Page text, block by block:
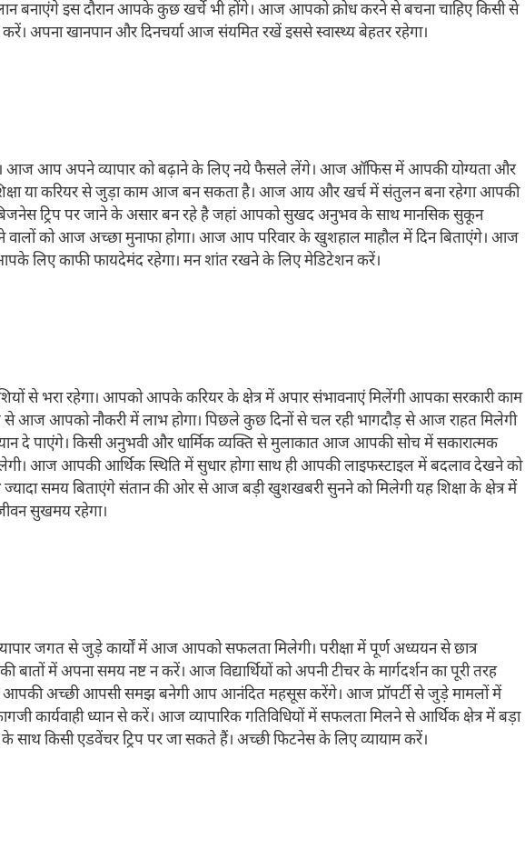
बनाएंगे इस दौरान आपके कुछ खर्चे भी होंगे। आज आपको क्रोध करने से बचना चाहिए किसी से
अपना खानपान और दिनचर्या आज संयमित रखें इससे स्वास्थ्य बेहतर रहेगा।
आप अपने व्यापार को बढ़ाने के लिए नये फैसले लेंगे। आज ऑफिस में आपकी योग्यता और
शिक्षा या करियर से जुड़ा काम आज बन सकता है। आज आय और खर्च में संतुलन बना रहेगा आपकी
बिजनेस ट्रिप पर जाने के असार बन रहे है जहां आपको सुखद अनुभव के साथ मानसिक सुकून
वालों को आज अच्छा मुनाफा होगा। आज आप परिवार के खुशहाल माहौल में दिन बिताएंगे। आज
लिए काफी फायदेमंद रहेगा। मन शांत रखने के लिए मेडिटेशन करें।
से भरा रहेगा। आपको आपके करियर के क्षेत्र में अपार संभावनाएं मिलेंगी आपका सरकारी काम
से आज आपको नौकरी में लाभ होगा। पिछले कुछ दिनों से चल रही भागदौड़ से आज राहत मिलेगी
दे पाएंगे। किसी अनुभवी और धार्मिक व्यक्ति से मुलाकात आज आपकी सोच में सकारात्मक
आज आपकी आर्थिक स्थिति में सुधार होगा साथ ही आपकी लाइफस्टाइल में बदलाव देखने को
समय बिताएंगे संतान की ओर से आज बड़ी खुशखबरी सुनने को मिलेगी यह शिक्षा के क्षेत्र में
सुखमय रहेगा।
जगत से जुड़े कार्यों में आज आपको सफलता मिलेगी। परीक्षा में पूर्ण अध्ययन से छात्र
बातों में अपना समय नष्ट न करें। आज विद्यार्थियों को अपनी टीचर के मार्गदर्शन का पूरी तरह
आपकी अच्छी आपसी समझ बनेगी आप आनंदित महसूस करेंगे। आज प्रॉपर्टी से जुड़े मामलों में
कार्यवाही ध्यान से करें। आज व्यापारिक गतिविधियों में सफलता मिलने से आर्थिक क्षेत्र में बड़ा
किसी एडवेंचर ट्रिप पर जा सकते हैं। अच्छी फिटनेस के लिए व्यायाम करें।